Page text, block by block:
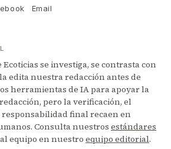
Email
se investiga, se contrasta con
edita nuestra redacción antes de
herramientas de IA para apoyar la
pero la verificación, el
final recaen en
Consulta nuestros estándares
equipo en nuestro equipo editorial.